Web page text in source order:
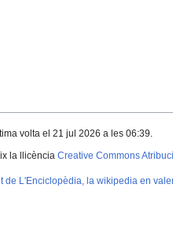
volta el 21 jul 2026 a les 06:39.
la llicència Creative Commons
de L'Enciclopèdia, la wikipedia en